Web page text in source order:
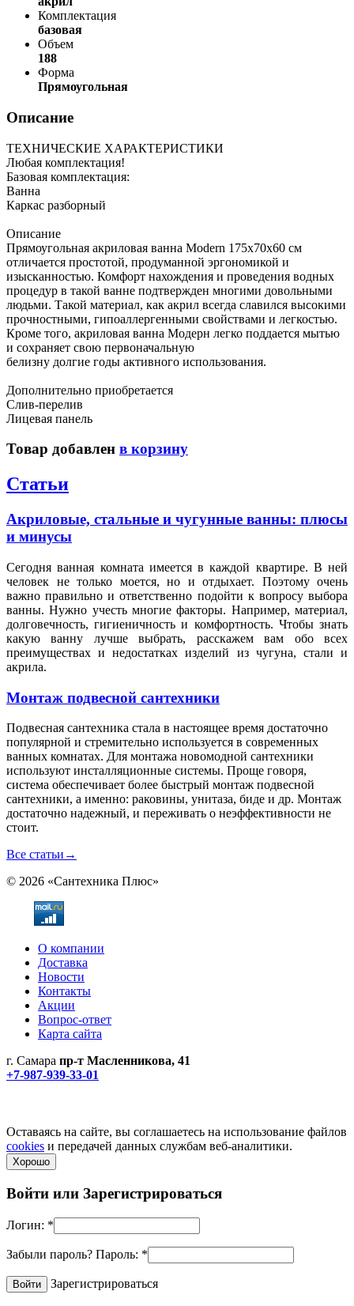
Комплектация
базовая
Объем
188
Форма
Прямоугольная
Описание
ТЕХНИЧЕСКИЕ ХАРАКТЕРИСТИКИ
Любая комплектация!
Базовая комплектация:
Ванна
Каркас разборный
Описание
Прямоугольная акриловая ванна Modern 175х70х60 см
отличается простотой, продуманной эргономикой и
изысканностью. Комфорт нахождения и проведения водных
процедур в такой ванне подтвержден многими довольными
людьми. Такой материал, как акрил всегда славился высокими
прочностными, гипоаллергенными свойствами и легкостью.
Кроме того, акриловая ванна Модерн легко поддается мытью
и сохраняет свою первоначальную
белизну долгие годы активного использования.
Дополнительно приобретается
Слив-перелив
Лицевая панель
Товар добавлен в корзину
Статьи
Акриловые, стальные и чугунные ванны: плюсы
и минусы
Сегодня ванная комната имеется в каждой квартире. В ней
человек не только моется, но и отдыхает. Поэтому очень
важно правильно и ответственно подойти к вопросу выбора
ванны. Нужно учесть многие факторы. Например, материал,
долговечность, гигиеничность и комфортность. Чтобы знать
какую ванну лучше выбрать, расскажем вам обо всех
преимуществах и недостатках изделий из чугуна, стали и
акрила.
Монтаж подвесной сантехники
Подвесная сантехника стала в настоящее время достаточно
популярной и стремительно используется в современных
ванных комнатах. Для монтажа новомодной сантехники
используют инсталляционные системы. Проще говоря,
система обеспечивает более быстрый монтаж подвесной
сантехники, а именно: раковины, унитаза, биде и др. Монтаж
достаточно надежный, и переживать о неэффективности не
стоит.
Все статьи →
© 2026 «Сантехника Плюс»
О компании
Доставка
Новости
Контакты
Акции
Вопрос-ответ
Карта сайта
г. Самара пр-т Масленникова, 41
+7-987-939-33-01
Оставаясь на сайте, вы соглашаетесь на использование файлов
cookies и передачей данных службам веб-аналитики.
Хорошо
Войти или Зарегистрироваться
Логин: *
Забыли пароль? Пароль: *
Зарегистрироваться